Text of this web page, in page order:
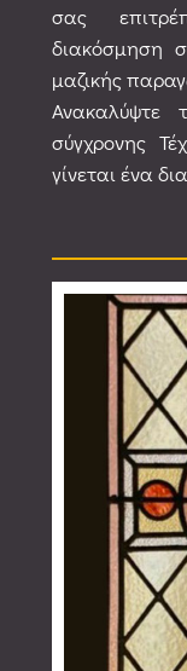
σας
διακόσμηση
μαζικής
Ανακαλύψτε
σύγχρονης
γίνεται ένα